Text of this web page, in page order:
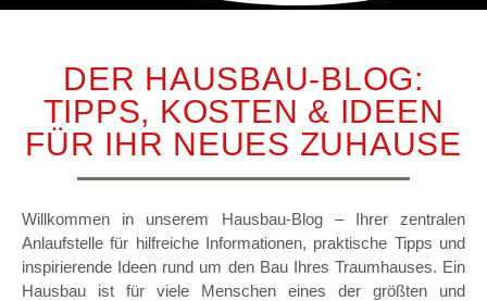
DER HAUSBAU-BLOG:
TIPPS, KOSTEN & IDEEN
FÜR IHR NEUES ZUHAUSE
Willkommen in unserem Hausbau-Blog – Ihrer zentralen
Anlaufstelle für hilfreiche Informationen, praktische Tipps und
inspirierende Ideen rund um den Bau Ihres Traumhauses. Ein
Hausbau ist für viele Menschen eines der größten und